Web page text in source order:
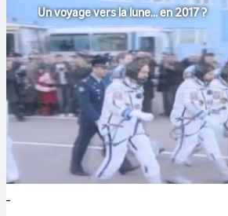
Un voyage vers la lune... en 2017 ?